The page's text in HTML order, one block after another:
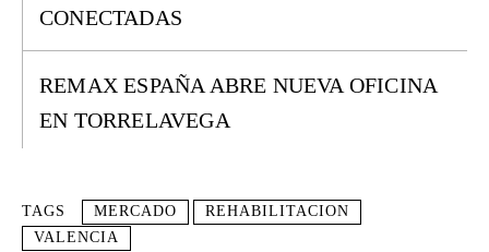
CONECTADAS
REMAX ESPAÑA ABRE NUEVA OFICINA
EN TORRELAVEGA
TAGS MERCADO
REHABILITACION
VALENCIA